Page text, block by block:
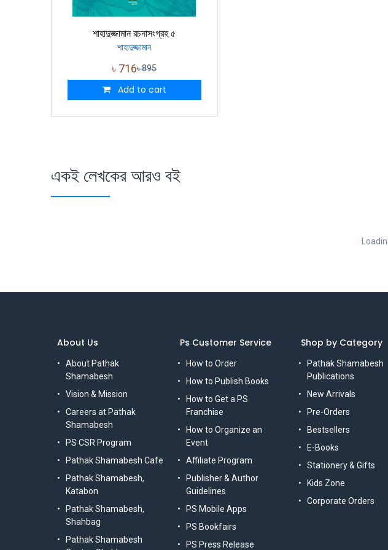
শাহাদুজ্জামান রচনাসংগ্রহ ৫
শাহাদুজ্জামান
৳ 716৳895
Add to cart
একই লেখকের আরও বই
Ps Customer Service
How to Order
How to Publish Books
How to Get a PS
Franchise
How to Organize an
Event
Affiliate Program
Publisher & Author
Guidelines
PS Mobile Apps
PS Bookfairs
PS Press Release
Shop by Category
Pathak Shamabesh
Publications
New Arrivals
Pre-Orders
Bestsellers
E-Books
Stationery & Gifts
Kids Zone
Corporate Orders
About Us
About Pathak
Shamabesh
Vision & Mission
Careers at Pathak
Shamabesh
PS CSR Program
Pathak Shamabesh Cafe
Pathak Shamabesh,
Katabon
Pathak Shamabesh,
Shahbag
Pathak Shamabesh